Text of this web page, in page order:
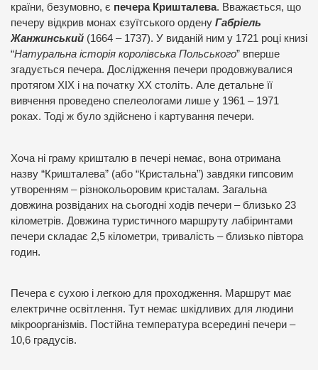
країни, безумовно, є печера Кришталева. Вважається, що
печеру відкрив монах єзуїтського ордену Габріель
Жанжинський (1664 – 1737). У виданій ним у 1721 році книзі
“Натуральна історія королівська Польського” вперше
згадується печера. Дослідження печери продовжувалися
протягом ХІХ і на початку ХХ століть. Але детальне її
вивчення проведено спелеологами лише у 1961 – 1971
роках. Тоді ж було здійснено і картування печери.
Хоча ні граму кришталю в печері немає, вона отримана
назву “Кришталева” (або “Кристальна”) завдяки гипсовим
утворенням – різнокольоровим кристалам. Загальна
довжина розвіданих на сьогодні ходів печери – близько 23
кілометрів. Довжина туристичного маршруту лабіринтами
печери складає 2,5 кілометри, тривалість – близько півтора
годин.
Печера є сухою і легкою для проходження. Маршрут має
електричне освітлення. Тут немає шкідливих для людини
мікроорганізмів. Постійна температура всередині печери –
10,6 градусів.